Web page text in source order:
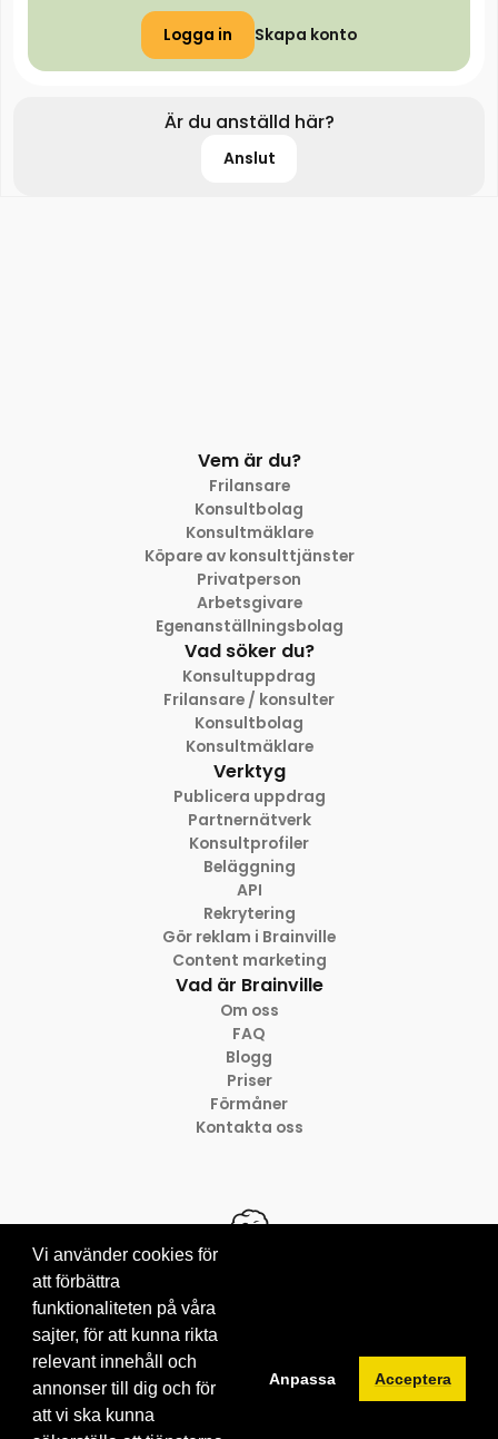
Logga in Skapa konto
Är du anställd här?
Anslut
Vem är du?
Frilansare
Konsultbolag
Konsultmäklare
Köpare av konsulttjänster
Privatperson
Arbetsgivare
Egenanställningsbolag
Vad söker du?
Konsultuppdrag
Frilansare / konsulter
Konsultbolag
Konsultmäklare
Verktyg
Publicera uppdrag
Partnernätverk
Konsultprofiler
Beläggning
API
Rekrytering
Gör reklam i Brainville
Content marketing
Vad är Brainville
Om oss
FAQ
Blogg
Priser
Förmåner
Kontakta oss
© 2012-2026 Brainville AB
Villkor för tjänsten
Cookies
Vi använder cookies för
att förbättra
funktionaliteten på våra
sajter, för att kunna rikta
relevant innehåll och
annonser till dig och för
att vi ska kunna
Anpassa Acceptera